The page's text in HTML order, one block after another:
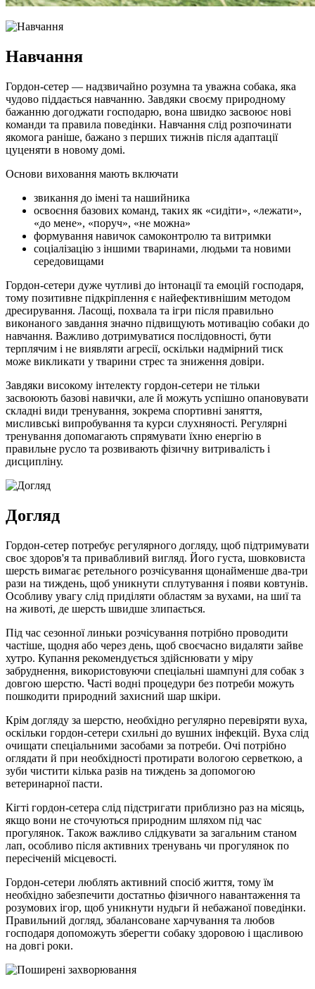
Навчання
Гордон-сетер — надзвичайно розумна та уважна собака, яка
чудово піддається навчанню. Завдяки своєму природному
бажанню догоджати господарю, вона швидко засвоює нові
команди та правила поведінки. Навчання слід розпочинати
якомога раніше, бажано з перших тижнів після адаптації
цуценяти в новому домі.
Основи виховання мають включати
звикання до імені та нашийника
освоєння базових команд, таких як «сидіти», «лежати»,
«до мене», «поруч», «не можна»
формування навичок самоконтролю та витримки
соціалізацію з іншими тваринами, людьми та новими
середовищами
Гордон-сетери дуже чутливі до інтонації та емоцій господаря,
тому позитивне підкріплення є найефективнішим методом
дресирування. Ласощі, похвала та ігри після правильно
виконаного завдання значно підвищують мотивацію собаки до
навчання. Важливо дотримуватися послідовності, бути
терплячим і не виявляти агресії, оскільки надмірний тиск
може викликати у тварини стрес та зниження довіри.
Завдяки високому інтелекту гордон-сетери не тільки
засвоюють базові навички, але й можуть успішно опановувати
складні види тренування, зокрема спортивні заняття,
мисливські випробування та курси слухняності. Регулярні
тренування допомагають спрямувати їхню енергію в
правильне русло та розвивають фізичну витривалість і
дисципліну.
Догляд
Гордон-сетер потребує регулярного догляду, щоб підтримувати
своє здоров'я та привабливий вигляд. Його густа, шовковиста
шерсть вимагає ретельного розчісування щонайменше два-три
рази на тиждень, щоб уникнути сплутування і появи ковтунів.
Особливу увагу слід приділяти областям за вухами, на шиї та
на животі, де шерсть швидше злипається.
Під час сезонної линьки розчісування потрібно проводити
частіше, щодня або через день, щоб своєчасно видаляти зайве
хутро. Купання рекомендується здійснювати у міру
забруднення, використовуючи спеціальні шампуні для собак з
довгою шерстю. Часті водні процедури без потреби можуть
пошкодити природний захисний шар шкіри.
Крім догляду за шерстю, необхідно регулярно перевіряти вуха,
оскільки гордон-сетери схильні до вушних інфекцій. Вуха слід
очищати спеціальними засобами за потреби. Очі потрібно
оглядати й при необхідності протирати вологою серветкою, а
зуби чистити кілька разів на тиждень за допомогою
ветеринарної пасти.
Кігті гордон-сетера слід підстригати приблизно раз на місяць,
якщо вони не сточуються природним шляхом під час
прогулянок. Також важливо слідкувати за загальним станом
лап, особливо після активних тренувань чи прогулянок по
пересіченій місцевості.
Гордон-сетери люблять активний спосіб життя, тому їм
необхідно забезпечити достатньо фізичного навантаження та
розумових ігор, щоб уникнути нудьги й небажаної поведінки.
Правильний догляд, збалансоване харчування та любов
господаря допоможуть зберегти собаку здоровою і щасливою
на довгі роки.